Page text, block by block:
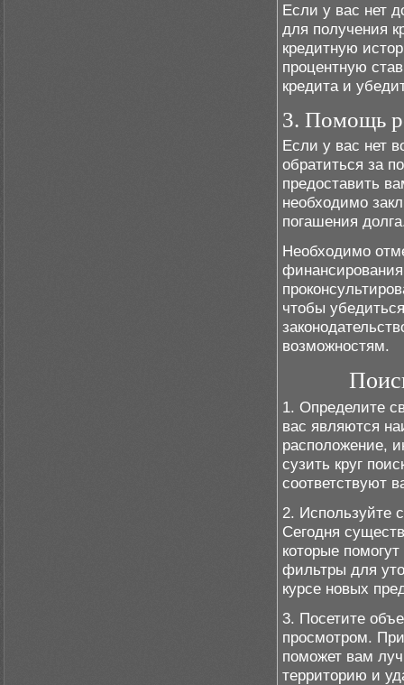
Если у вас нет
для получения
кредитную
процентную
кредита и
3. Помощь
Если у вас нет
обратиться за
предоставить
необходимо
погашения
Необходимо
чтобы
возможностям.
1. Определите
вас являются
расположение,
сузить круг
соответствуют
2. Используйте
Сегодня
которые
фильтры для
курсе новых
3. Посетите
просмотром.
поможет вам
территорию и